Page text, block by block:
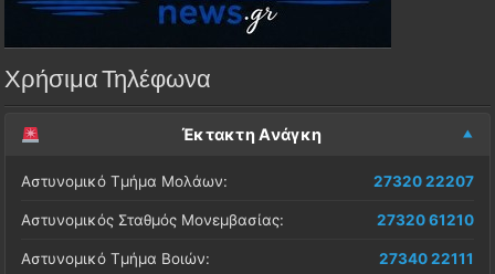
Χρήσιμα Τηλέφωνα
Έκτακτη Ανάγκη
Αστυνομικό Τμήμα Μολάων: 27320 22207
Αστυνομικός Σταθμός Μονεμβασίας: 27320 61210
Αστυνομικό Τμήμα Βοιών: 27340 22111